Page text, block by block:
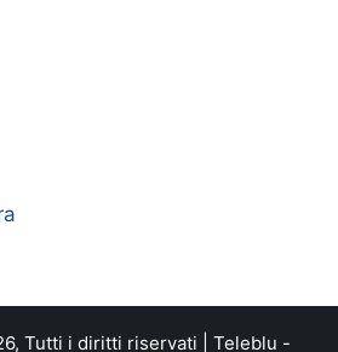
Tutti i diritti riservati | Teleblu -